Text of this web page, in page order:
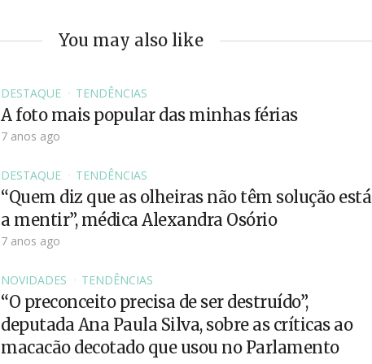
You may also like
DESTAQUE TENDÊNCIAS
A foto mais popular das minhas férias
7 anos ago
DESTAQUE TENDÊNCIAS
“Quem diz que as olheiras não têm solução está
a mentir”, médica Alexandra Osório
7 anos ago
NOVIDADES TENDÊNCIAS
“O preconceito precisa de ser destruído”,
deputada Ana Paula Silva, sobre as críticas ao
macacão decotado que usou no Parlamento